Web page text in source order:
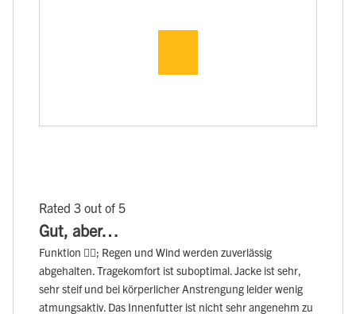
Rated 3 out of 5
Gut, aber…
Funktion 👍🏻; Regen und Wind werden zuverlässig
abgehalten. Tragekomfort ist suboptimal. Jacke ist sehr,
sehr steif und bei körperlicher Anstrengung leider wenig
atmungsaktiv. Das Innenfutter ist nicht sehr angenehm zu